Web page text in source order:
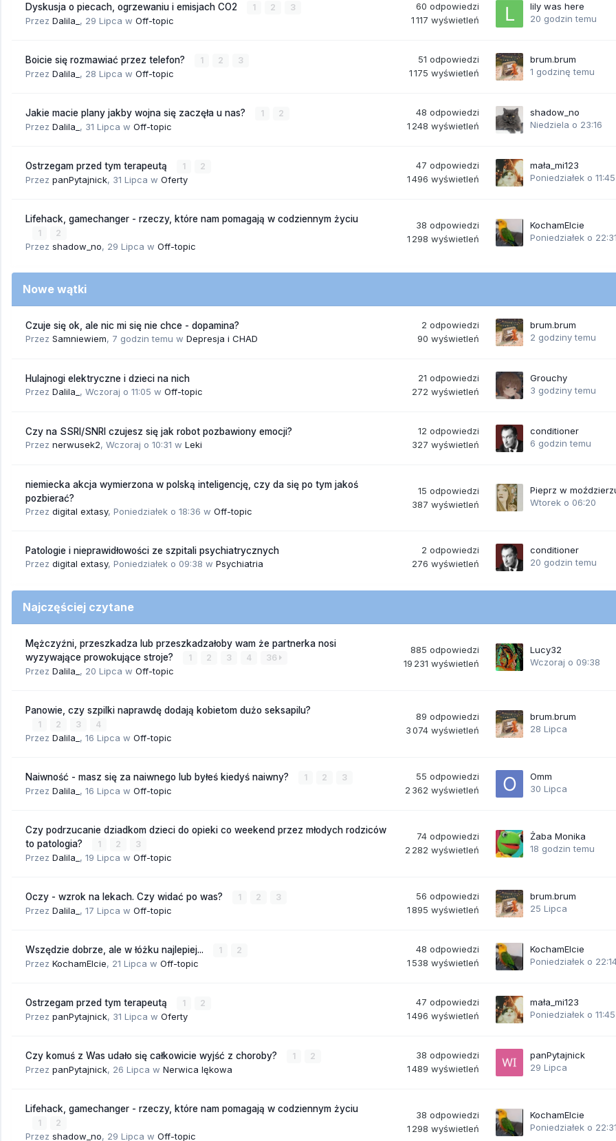
Dyskusja o piecach, ogrzewaniu i emisjach CO2 1 2 3
Przez Dalila_ , 29 Lipca w Off-topic
60 odpowiedzi
1 117 wyświetleń
lily was here
20 godzin temu
Boicie się rozmawiać przez telefon? 1 2 3
Przez Dalila_ , 28 Lipca w Off-topic
51 odpowiedzi
1 175 wyświetleń
brum.brum
1 godzinę temu
Jakie macie plany jakby wojna się zaczęła u nas? 1 2
Przez Dalila_ , 31 Lipca w Off-topic
48 odpowiedzi
1 248 wyświetleń
shadow_no
Niedziela o 23:16
Ostrzegam przed tym terapeutą 1 2
Przez panPytajnick, 31 Lipca w Oferty
47 odpowiedzi
1 496 wyświetleń
mała_mi123
Poniedziałek o 11:45
Lifehack, gamechanger - rzeczy, które nam pomagają w codziennym życiu
1 2
Przez shadow_no, 29 Lipca w Off-topic
38 odpowiedzi
1 298 wyświetleń
KochamElcie
Poniedziałek o
Nowe wątki
Czuje się ok, ale nic mi się nie chce - dopamina?
Przez Samniewiem, 7 godzin temu w Depresja i CHAD
2 odpowiedzi
90 wyświetleń
brum.brum
2 godziny temu
Hulajnogi elektryczne i dzieci na nich
Przez Dalila_ , Wczoraj o 11:05 w Off-topic
21 odpowiedzi
272 wyświetleń
Grouchy
3 godziny temu
Czy na SSRI/SNRI czujesz się jak robot pozbawiony emocji?
Przez nerwusek2, Wczoraj o 10:31 w Leki
12 odpowiedzi
327 wyświetleń
conditioner
6 godzin temu
niemiecka akcja wymierzona w polską inteligencję, czy da się po tym jakoś
pozbierać?
Przez digital extasy, Poniedziałek o 18:36 w Off-topic
15 odpowiedzi
387 wyświetleń
Pieprz w
Wtorek o 06:20
Patologie i nieprawidłowości ze szpitali psychiatrycznych
Przez digital extasy, Poniedziałek o 09:38 w Psychiatria
2 odpowiedzi
276 wyświetleń
conditioner
20 godzin temu
Najczęściej czytane
Mężczyźni, przeszkadza lub przeszkadzałoby wam że partnerka nosi
wyzywające prowokujące stroje?
1 2 3 4 36
Przez Dalila_ , 20 Lipca w Off-topic
885 odpowiedzi
19 231 wyświetleń
Lucy32
Wczoraj o 09:38
Panowie, czy szpilki naprawdę dodają kobietom dużo seksapilu?
1 2 3 4
Przez Dalila_ , 16 Lipca w Off-topic
89 odpowiedzi
3 074 wyświetleń
brum.brum
28 Lipca
Naiwność - masz się za naiwnego lub byłeś kiedyś naiwny? 1 2 3
Przez Dalila_ , 16 Lipca w Off-topic
55 odpowiedzi
2 362 wyświetleń
Omm
30 Lipca
Czy podrzucanie dziadkom dzieci do opieki co weekend przez młodych rodziców
to patologia?
1 2 3
Przez Dalila_ , 19 Lipca w Off-topic
74 odpowiedzi
2 282 wyświetleń
Żaba Monika
18 godzin temu
Oczy - wzrok na lekach. Czy widać po was? 1 2 3
Przez Dalila_ , 17 Lipca w Off-topic
56 odpowiedzi
1 895 wyświetleń
brum.brum
25 Lipca
Wszędzie dobrze, ale w łóżku najlepiej... 1 2
Przez KochamElcie, 21 Lipca w Off-topic
48 odpowiedzi
1 538 wyświetleń
KochamElcie
Poniedziałek o
Ostrzegam przed tym terapeutą 1 2
Przez panPytajnick, 31 Lipca w Oferty
47 odpowiedzi
1 496 wyświetleń
mała_mi123
Poniedziałek o 11:45
Czy komuś z Was udało się całkowicie wyjść z choroby? 1 2
Przez panPytajnick, 26 Lipca w Nerwica lękowa
38 odpowiedzi
1 489 wyświetleń
panPytajnick
29 Lipca
Lifehack, gamechanger - rzeczy, które nam pomagają w codziennym życiu
1 2
Przez shadow_no, 29 Lipca w Off-topic
38 odpowiedzi
1 298 wyświetleń
KochamElcie
Poniedziałek o